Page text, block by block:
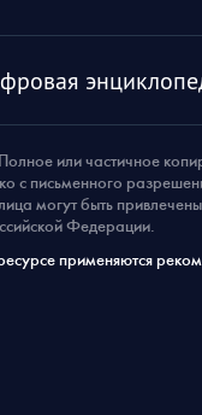
или частичное
с письменного
могут быть привлечены
Федерации.
применяются